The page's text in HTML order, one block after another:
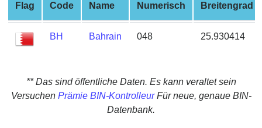
What
is
My
IP
IP
Flag Code Name Numerisch Breitengrad
BH Bahrain 048 25.930414
** Das sind öffentliche Daten. Es kann veraltet sein
Versuchen Prämie BIN-KontrolleurFür neue, genaue BIN-
Datenbank.